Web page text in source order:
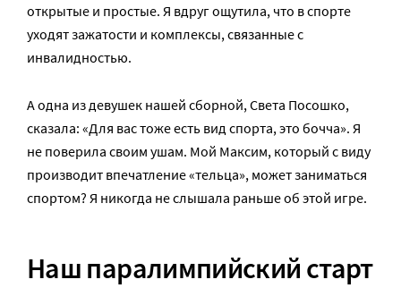
открытые и простые. Я вдруг ощутила, что в спорте
уходят зажатости и комплексы, связанные с
инвалидностью.
А одна из девушек нашей сборной, Света Посошко,
сказала: «Для вас тоже есть вид спорта, это бочча». Я
не поверила своим ушам. Мой Максим, который с виду
производит впечатление «тельца», может заниматься
спортом? Я никогда не слышала раньше об этой игре.
Наш паралимпийский старт